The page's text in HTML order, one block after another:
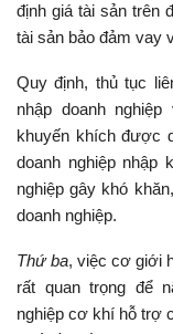
định giá tài sản trên
tài sản bảo đảm vay
Quy định, thủ tục
nhập doanh
khuyến khích được
doanh nghiệp nhập
nghiệp gây khó
doanh nghiệp.
Thứ ba, việc cơ giới
rất quan trọng để
nghiệp cơ khí hỗ trợ